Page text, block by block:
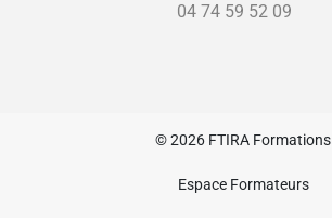
04 74 59 52 09
© 2026 FTIRA Formations
Espace Formateurs